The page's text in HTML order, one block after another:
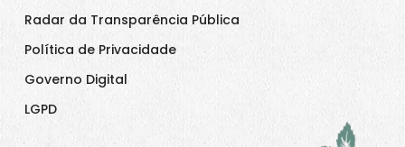
Radar da Transparência Pública
Política de Privacidade
Governo Digital
LGPD